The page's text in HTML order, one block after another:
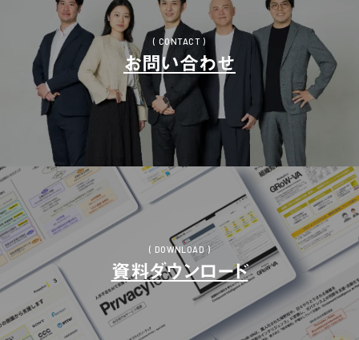
( CONTACT )
お問い合わせ
( DOWNLOAD )
資料ダウンロード